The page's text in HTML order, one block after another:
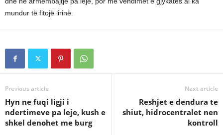
mundur të fitojë lirinë.
Previous article
Hyn ne fuqi ligji i
ndertimeve pa leje, kush e
shkel denohet me burg
Next article
Reshjet e dendura te
shiut, hidrocentralet nen
kontroll